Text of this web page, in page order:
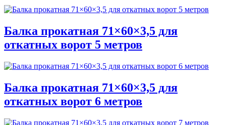
Балка прокатная 71×60×3,5 для
откатных ворот 5 метров
Балка прокатная 71×60×3,5 для
откатных ворот 6 метров